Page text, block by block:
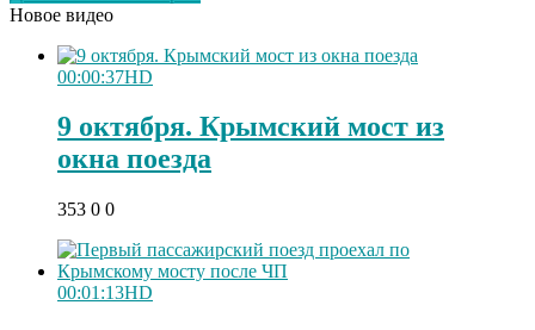
Новое видео
00:00:37HD
9 октября. Крымский мост из
окна поезда
353 0 0
00:01:13HD